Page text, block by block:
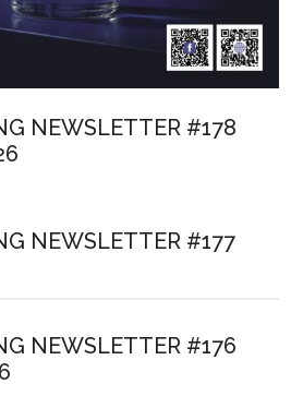
NEWSLETTER #178
NEWSLETTER #177
NEWSLETTER #176